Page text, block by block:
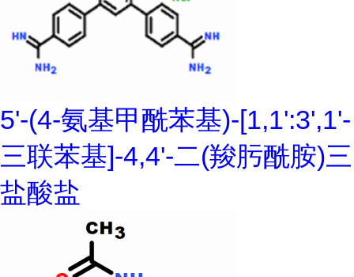
5'-(4-氨基甲酰苯基)-[1,1':3',1'-
三联苯基]-4,4'-二(羧肟酰胺)三
盐酸盐